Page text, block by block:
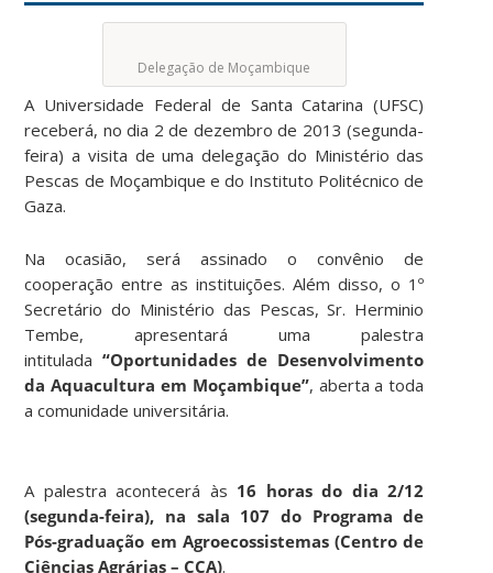
Delegação de Moçambique
A Universidade Federal de Santa Catarina (UFSC)
receberá, no dia 2 de dezembro de 2013 (segunda-
feira) a visita de uma delegação do Ministério das
Pescas de Moçambique e do Instituto Politécnico de
Gaza.
Na ocasião, será assinado o convênio de
cooperação entre as instituições. Além disso, o 1º
Secretário do Ministério das Pescas, Sr. Herminio
Tembe, apresentará uma palestra
intitulada “Oportunidades de Desenvolvimento
da Aquacultura em Moçambique”, aberta a toda
a comunidade universitária.
A palestra acontecerá às 16 horas do dia 2/12
(segunda-feira), na sala 107 do Programa de
Pós-graduação em Agroecossistemas (Centro de
Ciências Agrárias – CCA).